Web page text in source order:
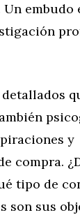
embudo
y
compra.
tipo de
son sus